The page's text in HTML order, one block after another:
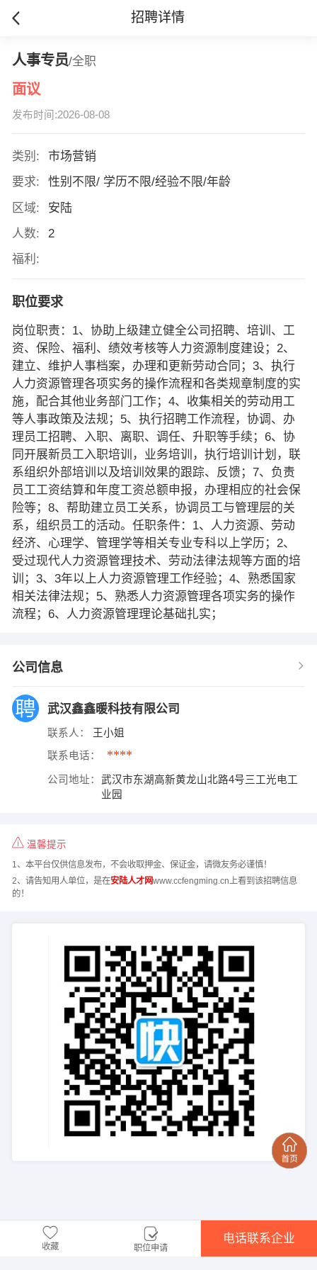
招聘详情
人事专员/全职
面议
发布时间:2026-08-08
类别:
市场营销
要求:
性别不限/ 学历不限/经验不限/年龄
区域:
安陆
人数:
2
福利:
职位要求
岗位职责：1、协助上级建立健全公司招聘、培训、工
资、保险、福利、绩效考核等人力资源制度建设；2、
建立、维护人事档案，办理和更新劳动合同；3、执行
人力资源管理各项实务的操作流程和各类规章制度的实
施，配合其他业务部门工作；4、收集相关的劳动用工
等人事政策及法规；5、执行招聘工作流程，协调、办
理员工招聘、入职、离职、调任、升职等手续；6、协
同开展新员工入职培训，业务培训，执行培训计划，联
系组织外部培训以及培训效果的跟踪、反馈；7、负责
员工工资结算和年度工资总额申报，办理相应的社会保
险等；8、帮助建立员工关系，协调员工与管理层的关
系，组织员工的活动。任职条件：1、人力资源、劳动
经济、心理学、管理学等相关专业专科以上学历；2、
受过现代人力资源管理技术、劳动法律法规等方面的培
训；3、3年以上人力资源管理工作经验；4、熟悉国家
相关法律法规；5、熟悉人力资源管理各项实务的操作
流程；6、人力资源管理理论基础扎实；
公司信息
武汉鑫鑫暖科技有限公司
联系人： 王小姐
联系电话： ****
公司地址：
武汉市东湖高新黄龙山北路4号三工光电工
业园
温馨提示
1、本平台仅供信息发布，不会收取押金、保证金，请微友务必谨慎！
2、请告知用人单位，是在安陆人才网www.ccfengming.cn上看到该招聘信息
的！
收藏 职位申请
电话联系企业